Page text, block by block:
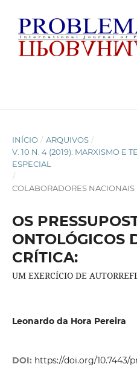
INÍCIO / ARQUIVOS /
V. 10 N. 4 (2019): MARXISMO E
ESPECIAL
/
COLABORADORES NACIONAIS
OS
ONTOLÓGICOS
CRÍTICA:
UM EXERCÍCIO DE
Leonardo da Hora Pereira
DOI: https://doi.org/10.7443/